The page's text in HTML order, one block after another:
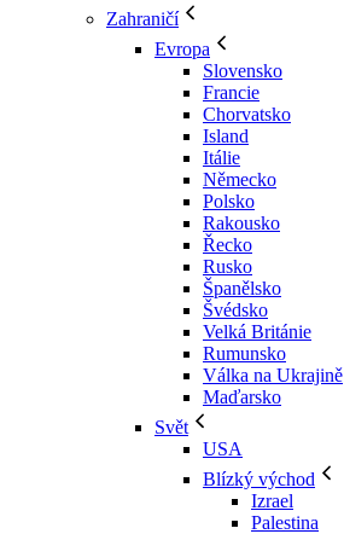
Zahraničí
Evropa
Slovensko
Francie
Chorvatsko
Island
Itálie
Německo
Polsko
Rakousko
Řecko
Rusko
Španělsko
Švédsko
Velká Británie
Rumunsko
Válka na Ukrajině
Maďarsko
Svět
USA
Blízký východ
Izrael
Palestina